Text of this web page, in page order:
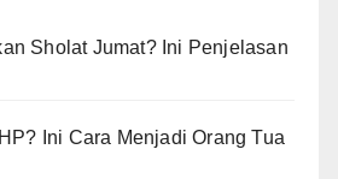
Sholat Jumat? Ini Penjelasan
Ini Cara Menjadi Orang Tua